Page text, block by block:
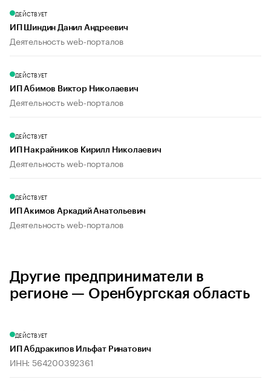
ДЕЙСТВУЕТ
ИП Шиндин Данил Андреевич
Деятельность web-порталов
ДЕЙСТВУЕТ
ИП Абимов Виктор Николаевич
Деятельность web-порталов
ДЕЙСТВУЕТ
ИП Накрайников Кирилл Николаевич
Деятельность web-порталов
ДЕЙСТВУЕТ
ИП Акимов Аркадий Анатольевич
Деятельность web-порталов
Другие предприниматели в
регионе — Оренбургская область
ДЕЙСТВУЕТ
ИП Абдракипов Ильфат Ринатович
ИНН: 564200392361